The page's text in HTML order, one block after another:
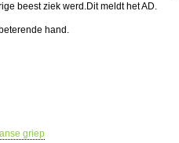
beest ziek werd.Dit meldt het AD.
hand.
griep